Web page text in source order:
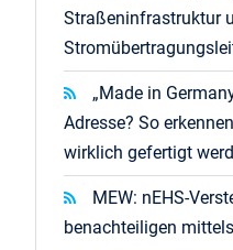
Straßeninfrastruktur
„Made in
Adresse? So
wirklich gefertigt
MEW: nEHS-
benachteiligen